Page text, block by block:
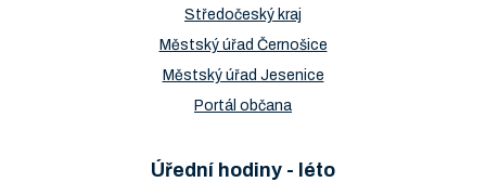
Středočeský kraj
Městský úřad Černošice
Městský úřad Jesenice
Portál občana
Úřední hodiny - léto